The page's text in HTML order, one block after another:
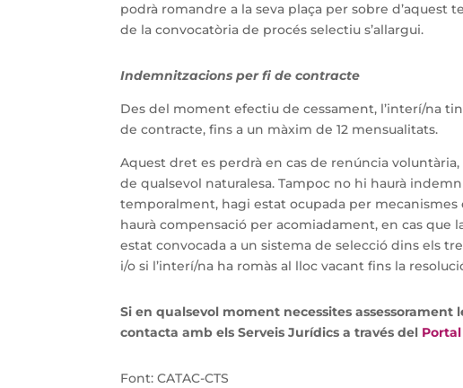
podrà romandre a la seva plaça per sobre d’aquest
de la convocatòria de procés selectiu s’allargui.
Indemnitzacions per fi de contracte
Des del moment efectiu de cessament, l’interí/na
de contracte, fins a un màxim de 12 mensualitats.
Aquest dret es perdrà en cas de renúncia
de qualsevol naturalesa. Tampoc no hi haurà
temporalment, hagi estat ocupada per
haurà compensació per acomiadament, en cas que
estat convocada a un sistema de selecció dins els
i/o si l’interí/na ha romàs al lloc vacant fins la
Si en qualsevol moment necessites assessorament
contacta amb els Serveis Jurídics a través del
Font: CATAC-CTS